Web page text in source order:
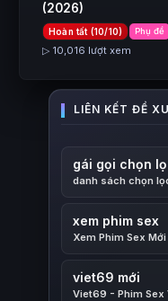
(2026)
Hoàn tất (10/10) Phụ đề
▷ 10,016 lượt xem
gái gọi chọn
danh sách chọn
xem phim sex
Xem Phim Sex
viet69 mới
Viet69 - Phim Sex